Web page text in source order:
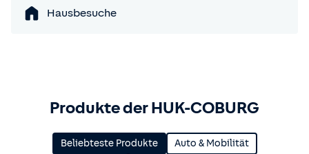
Hausbesuche
Produkte der HUK-COBURG
Beliebteste Produkte Auto & Mobilität